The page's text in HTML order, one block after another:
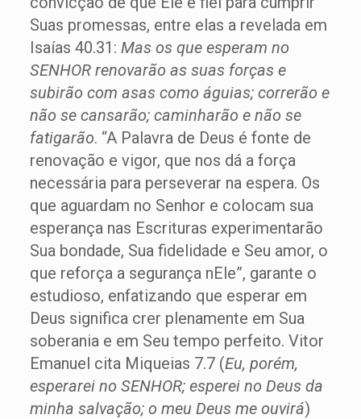
Suas promessas, entre elas a revelada em
Isaías 40.31: Mas os que esperam no
SENHOR renovarão as suas forças e
subirão com asas como águias; correrão e
não se cansarão; caminharão e não se
fatigarão. “A Palavra de Deus é fonte de
renovação e vigor, que nos dá a força
necessária para perseverar na espera. Os
que aguardam no Senhor e colocam sua
esperança nas Escrituras experimentarão
Sua bondade, Sua fidelidade e Seu amor, o
que reforça a segurança nEle”, garante o
estudioso, enfatizando que esperar em
Deus significa crer plenamente em Sua
soberania e em Seu tempo perfeito. Vitor
Emanuel cita Miqueias 7.7 (Eu, porém,
esperarei no SENHOR; esperei no Deus da
minha salvação; o meu Deus me ouvirá)